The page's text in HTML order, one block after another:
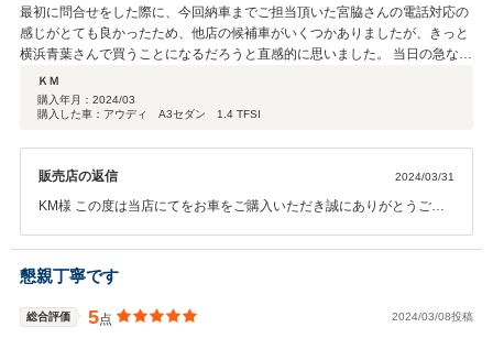
最初に問合せをした際に、今回納車までご担当頂いた宮脇さんの電話対応の
感じがとても良かったため、他店の候補車がいくつかありましたが、きっと
横浜青葉さんで買うことになるだろうと直感的に思いました。 当日の急な現
車確認にも柔軟、親切にご対応頂き、実際にお会いした際の人柄も誠実で落
ち着いた雰囲気があり、購入を決める際にとても安心感がありました。 ま
た、年度末の忙しい時期にも関わらずこちらの急ぎの事情にも応えてくださ
ピカピカに手入れされていて実際の走行感も期待を大きく上回るほど素晴ら
しいもので、家族全員大喜びでした。 以前に所有していた他メーカーの中古
車を購入出来て、ご担当の宮脇さん、横浜青葉店さんにはとても感謝してい
ます。
ＫＭ
購入年月： 2024/03
購入した車：アウディ A3セダン 1.4 TFSI
販売店の返信 2024/03/31
KM様 この度は当店にてをお車をご購入いただき誠にありがとうござ
喜びいただけたようでして嬉しい限りです。 しっかり今後ともKM様
のアウディのカーライフをサポートさせていただきたいと思っており
ますので何卒宜しくお願い致します。
懇親丁寧です
総合評価 5点 2024/03/08投稿